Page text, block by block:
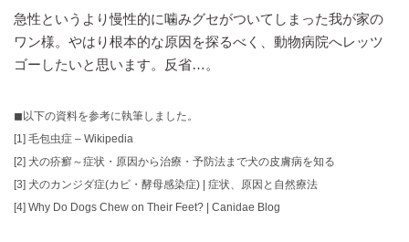
急性というより慢性的に噛みグセがついてしまった我が家の
ワン様。やはり根本的な原因を探るべく、動物病院へレッツ
ゴーしたいと思います。反省…。
◼︎以下の資料を参考に執筆しました。
[1] 毛包虫症 – Wikipedia
[2] 犬の疥癬～症状・原因から治療・予防法まで犬の皮膚病を知る
[3] 犬のカンジダ症(カビ・酵母感染症) | 症状、原因と自然療法
[4] Why Do Dogs Chew on Their Feet? | Canidae Blog